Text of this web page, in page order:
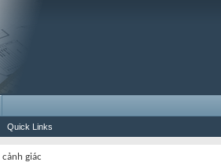
Quick Links
giác